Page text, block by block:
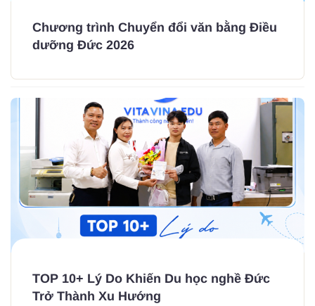
Chương trình Chuyển đổi văn bằng Điều
dưỡng Đức 2026
TOP 10+ Lý Do Khiến Du học nghề Đức
Trở Thành Xu Hướng